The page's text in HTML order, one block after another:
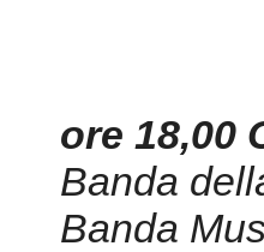
ore 18,00
Banda
Banda